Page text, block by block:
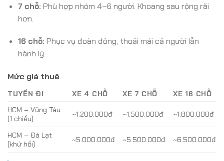
7 chỗ: Phù hợp nhóm 4–6 người. Khoang sau rộng rãi
hơn.
16 chỗ: Phục vụ đoàn đông, thoải mái cả người lẫn
hành lý.
Mức giá thuê
TUYẾN ĐI XE 4 CHỖ XE 7 CHỖ
XE 16 CHỖ
HCM – Vũng Tàu
(1 chiều)
~1.200.000đ ~1.500.000đ ~1.800.000đ
HCM – Đà Lạt
(khứ hồi)
~5.000.000đ ~5.500.000đ ~6.500.000đ